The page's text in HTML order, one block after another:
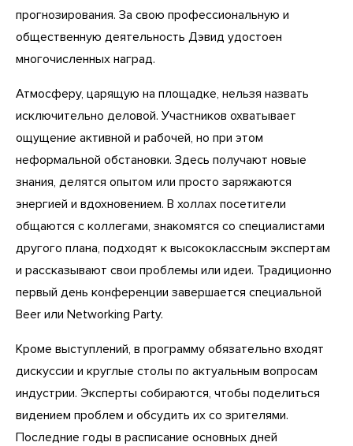
прогнозирования. За свою профессиональную и
общественную деятельность Дэвид удостоен
многочисленных наград.
Атмосферу, царящую на площадке, нельзя назвать
исключительно деловой. Участников охватывает
ощущение активной и рабочей, но при этом
неформальной обстановки. Здесь получают новые
знания, делятся опытом или просто заряжаются
энергией и вдохновением. В холлах посетители
общаются с коллегами, знакомятся со специалистами
другого плана, подходят к высококлассным экспертам
и рассказывают свои проблемы или идеи. Традиционно
первый день конференции завершается специальной
Beer или Networking Party.
Кроме выступлений, в программу обязательно входят
дискуссии и круглые столы по актуальным вопросам
индустрии. Эксперты собираются, чтобы поделиться
видением проблем и обсудить их со зрителями.
Последние годы в расписание основных дней